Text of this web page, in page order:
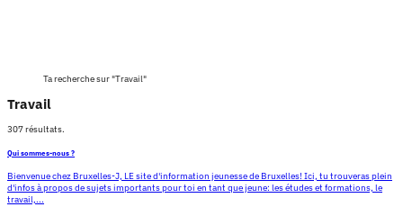
Ta recherche sur "Travail"
Travail
307 résultats.
Qui sommes-nous ?
Bienvenue chez Bruxelles-J, LE site d'information jeunesse de Bruxelles! Ici, tu trouveras plein
d'infos à propos de sujets importants pour toi en tant que jeune: les études et formations, le
travail,...